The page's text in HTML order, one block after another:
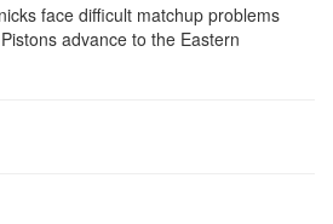
face difficult matchup problems
advance to the Eastern